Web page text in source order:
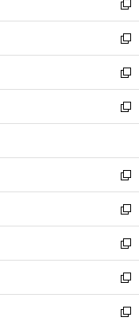
く
で
開
く
ド
ウ
で
開
く
ィ
ン
ド
ウ
で
開
く
い
ウ
ィ
ン
ド
ウ
で
開
新
し
い
ウ
ィ
ン
ド
ウ
開
く
新
し
い
ウ
ィ
ン
ウ
で
開
く
新
し
い
ウ
ン
ド
ウ
で
開
く
新
し
ウ
ィ
ン
ド
ウ
で
開
く
新
し
い
ウ
ィ
ン
ド
ウ
で
新
し
い
ウ
ィ
ン
ド
新
し
い
ウ
ィ
新
し
い
新